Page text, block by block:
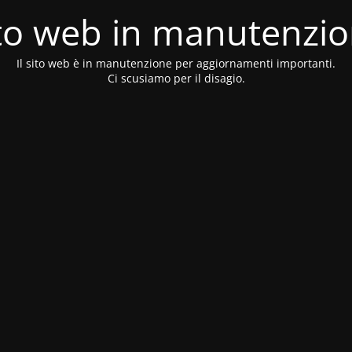
web in
Il sito web è in manutenzione per aggiornamenti importanti.
Ci scusiamo per il disagio.